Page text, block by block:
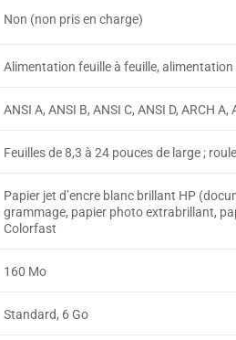
Non (non pris en charge)
Alimentation feuille à feuille,
ANSI A, ANSI B, ANSI C, ANSI D, ARCH A,
Feuilles de 8,3 à 24 pouces de large ;
Papier jet d’encre blanc brillant HP
grammage, papier photo extrabrillant,
Colorfast
160 Mo
Standard, 6 Go